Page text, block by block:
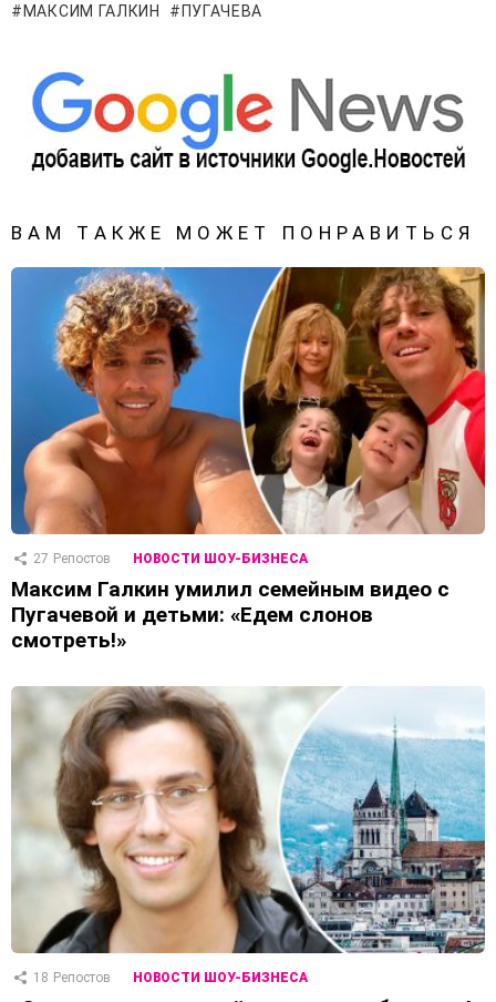
МАКСИМ ГАЛКИН
ПУГАЧЕВА
ВАМ ТАКЖЕ МОЖЕТ ПОНРАВИТЬСЯ
27 Репостов НОВОСТИ ШОУ-БИЗНЕСА
Максим Галкин умилил семейным видео с
Пугачевой и детьми: «Едем слонов
смотреть!»
18 Репостов НОВОСТИ ШОУ-БИЗНЕСА